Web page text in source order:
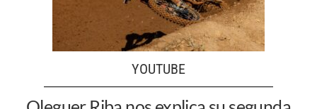
YOUTUBE